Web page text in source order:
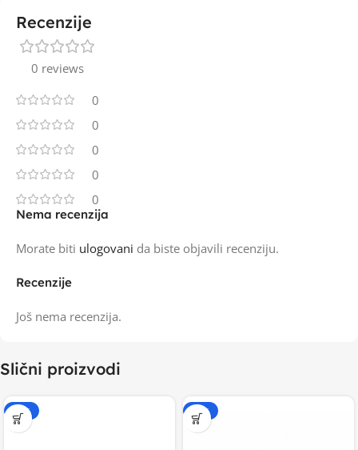
Recenzije
0 reviews
0
0
0
0
0
Recenzije
Još nema recenzija.
Nema recenzija
Morate biti ulogovani da biste objavili recenziju.
Slični proizvodi
-20% -20%